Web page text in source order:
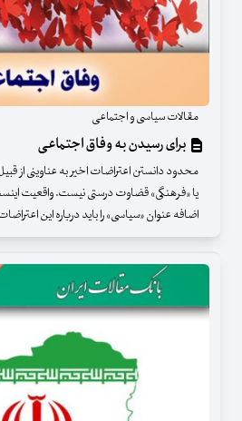
مقالات سیاسی و اجتماعی
برای رسیدن به وفاق اجتماعی
محدود دانستن اعتراضات اخیر به عناوینی از
یا «فرهنگی» قضاوت درستی نیست. واقعیت
اضافه عنوان «سیاسی» را باید درباره این